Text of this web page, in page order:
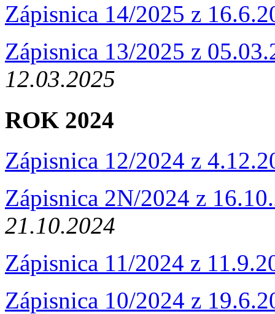
Zápisnica 14/2025 z
Zápisnica 13/2025 z
12.03.2025
ROK 2024
Zápisnica 12/2024 z
Zápisnica 2N/2024 z
21.10.2024
Zápisnica 11/2024 z
Zápisnica 10/2024 z